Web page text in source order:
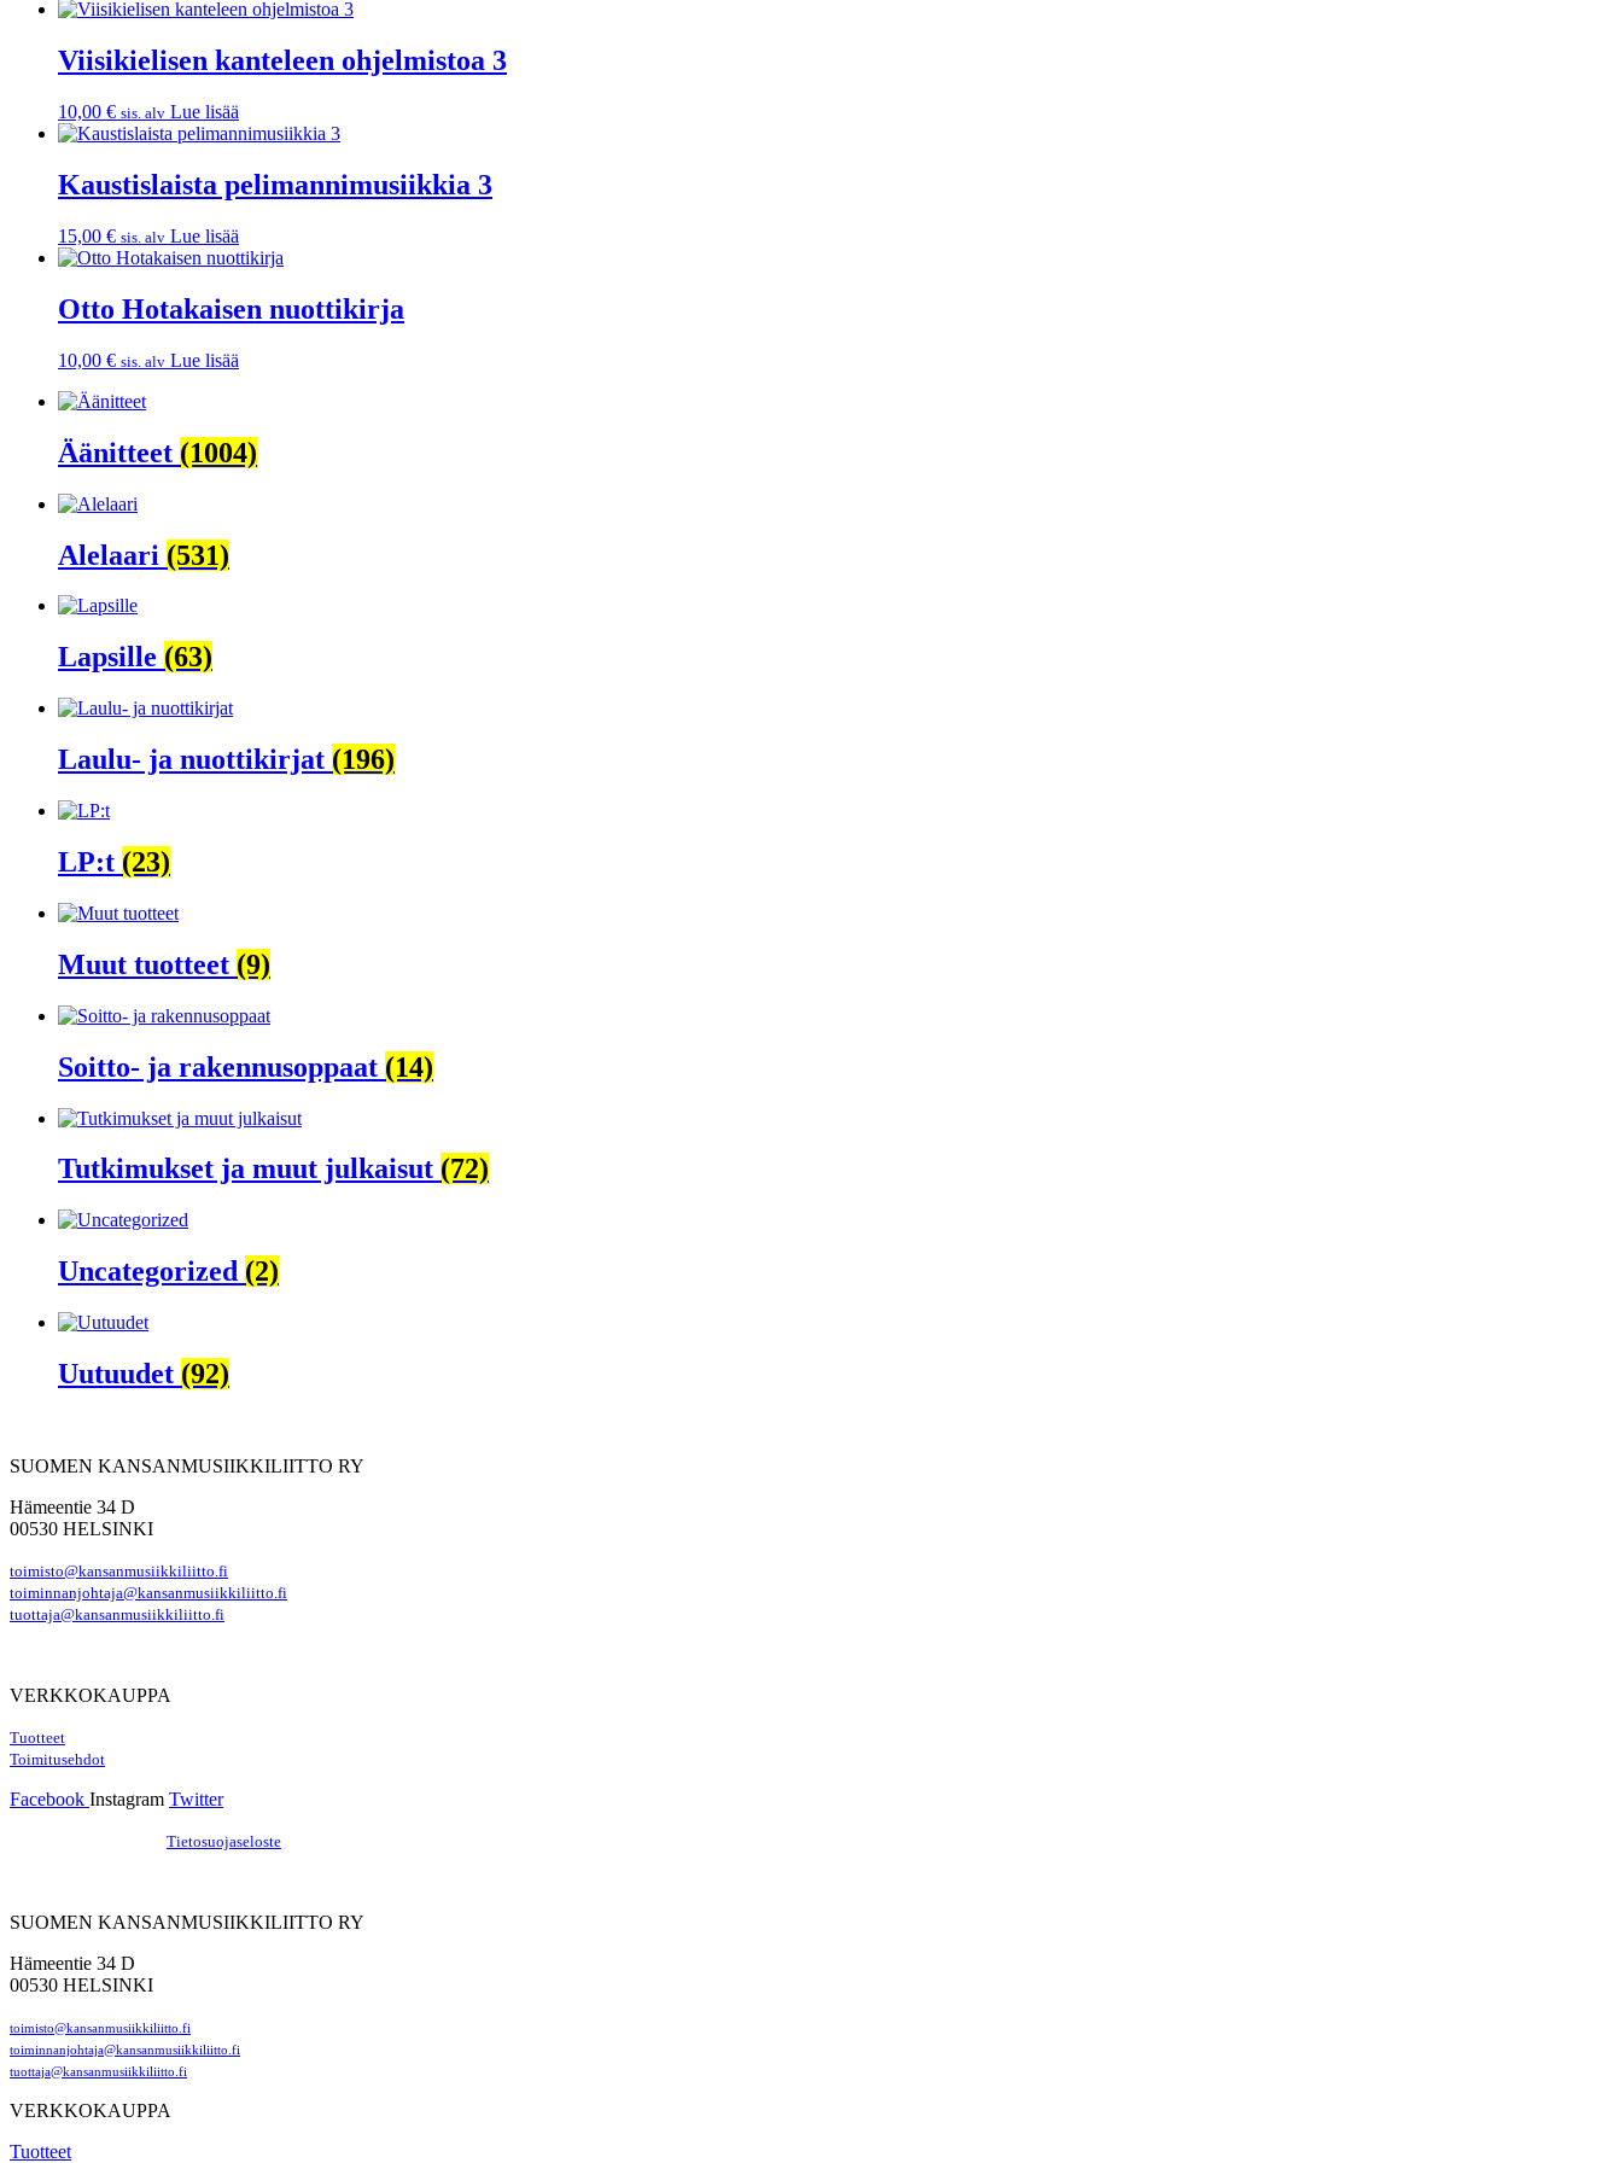
Viisikielisen kanteleen ohjelmistoa 3
10,00 € sis. alv Lue lisää
Kaustislaista pelimannimusiikkia 3
15,00 € sis. alv Lue lisää
Otto Hotakaisen nuottikirja
10,00 € sis. alv Lue lisää
Äänitteet (1004)
Alelaari (531)
Lapsille (63)
Laulu- ja nuottikirjat (196)
LP:t (23)
Muut tuotteet (9)
Soitto- ja rakennusoppaat (14)
Tutkimukset ja muut julkaisut (72)
Uncategorized (2)
Uutuudet (92)
SUOMEN KANSANMUSIIKKILIITTO RY
Hämeentie 34 D
00530 HELSINKI
toimisto@kansanmusiikkiliitto.fi
toiminnanjohtaja@kansanmusiikkiliitto.fi
tuottaja@kansanmusiikkiliitto.fi
VERKKOKAUPPA
Tuotteet
Toimitusehdot
Facebook Instagram Twitter
Tietosuojaseloste
SUOMEN KANSANMUSIIKKILIITTO RY
Hämeentie 34 D
00530 HELSINKI
toimisto@kansanmusiikkiliitto.fi
toiminnanjohtaja@kansanmusiikkiliitto.fi
tuottaja@kansanmusiikkiliitto.fi
VERKKOKAUPPA
Tuotteet